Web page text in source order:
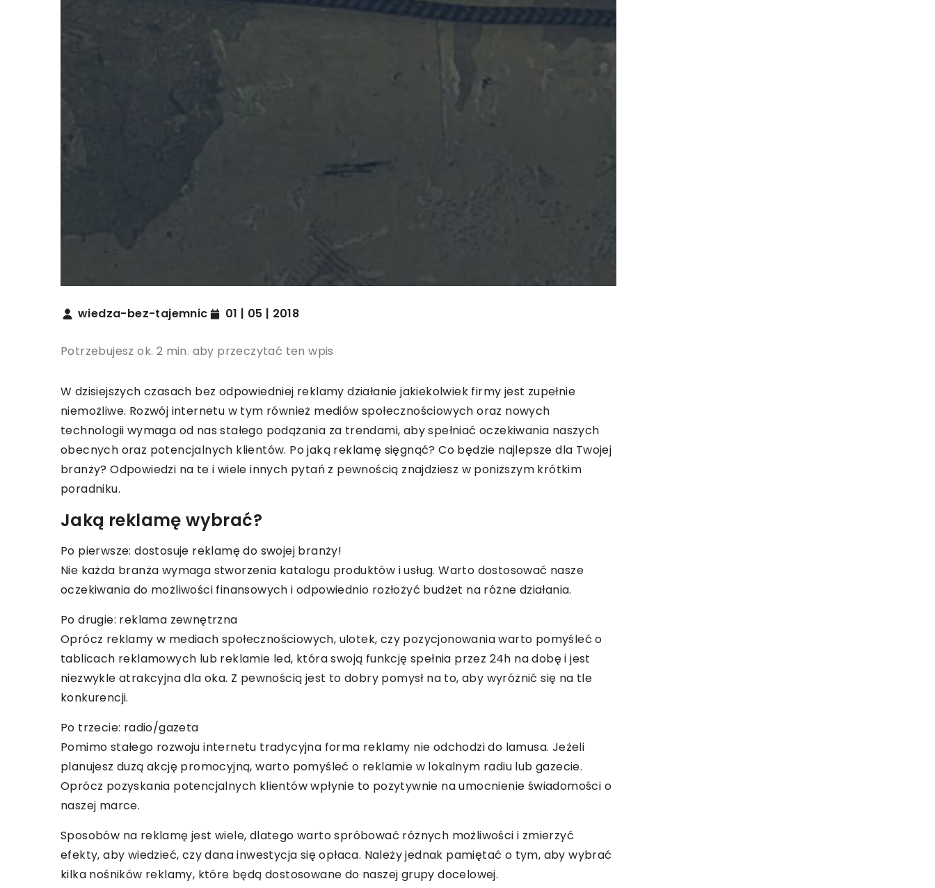
wiedza-bez-tajemnic 01 | 05 | 2018
Potrzebujesz ok. 2 min. aby przeczytać ten wpis
W dzisiejszych czasach bez odpowiedniej reklamy działanie jakiekolwiek firmy jest zupełnie
niemożliwe. Rozwój internetu w tym również mediów społecznościowych oraz nowych
technologii wymaga od nas stałego podążania za trendami, aby spełniać oczekiwania naszych
obecnych oraz potencjalnych klientów. Po jaką reklamę sięgnąć? Co będzie najlepsze dla Twojej
branży? Odpowiedzi na te i wiele innych pytań z pewnością znajdziesz w poniższym krótkim
poradniku.
Jaką reklamę wybrać?
Po pierwsze: dostosuje reklamę do swojej branży!
Nie każda branża wymaga stworzenia katalogu produktów i usług. Warto dostosować nasze
oczekiwania do możliwości finansowych i odpowiednio rozłożyć budżet na różne działania.
Po drugie: reklama zewnętrzna
Oprócz reklamy w mediach społecznościowych, ulotek, czy pozycjonowania warto pomyśleć o
tablicach reklamowych lub reklamie led, która swoją funkcję spełnia przez 24h na dobę i jest
niezwykle atrakcyjna dla oka. Z pewnością jest to dobry pomysł na to, aby wyróżnić się na tle
konkurencji.
Po trzecie: radio/gazeta
Pomimo stałego rozwoju internetu tradycyjna forma reklamy nie odchodzi do lamusa. Jeżeli
planujesz dużą akcję promocyjną, warto pomyśleć o reklamie w lokalnym radiu lub gazecie.
Oprócz pozyskania potencjalnych klientów wpłynie to pozytywnie na umocnienie świadomości o
naszej marce.
Sposobów na reklamę jest wiele, dlatego warto spróbować różnych możliwości i zmierzyć
efekty, aby wiedzieć, czy dana inwestycja się opłaca. Należy jednak pamiętać o tym, aby wybrać
kilka nośników reklamy, które będą dostosowane do naszej grupy docelowej.